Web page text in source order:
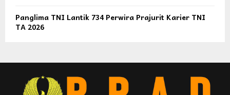
Panglima TNI Lantik 734 Perwira Prajurit Karier TNI
TA 2026